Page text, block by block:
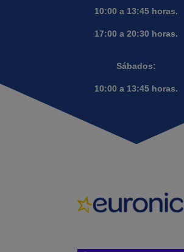
10:00 a 13:45 horas.
17:00 a 20:30 horas.
Sábados:
10:00 a 13:45 horas.